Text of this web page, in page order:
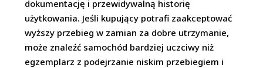
dokumentację i przewidywalną historię
użytkowania. Jeśli kupujący potrafi zaakceptować
wyższy przebieg w zamian za dobre utrzymanie,
może znaleźć samochód bardziej uczciwy niż
egzemplarz z podejrzanie niskim przebiegiem i